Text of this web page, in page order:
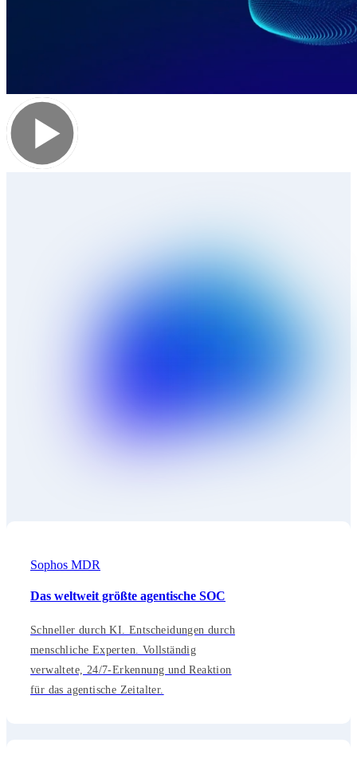
Sophos MDR
Das weltweit größte agentische SOC
Schneller durch KI. Entscheidungen durch
menschliche Experten. Vollständig
verwaltete, 24/7-Erkennung und Reaktion
für das agentische Zeitalter.